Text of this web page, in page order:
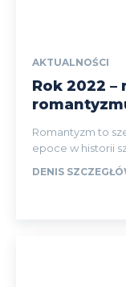
AKTUALNOŚCI
Rok 2022
Romantyzm to
epoce w historii
DENIS